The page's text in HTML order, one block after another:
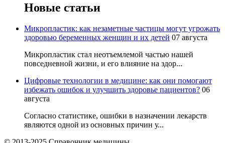
Новые статьи
Микропластик: как незаметные частицы могут угрожать
здоровью беременных женщин и их детей 07 августа
Микропластик стал неотъемлемой частью нашей
повседневной жизни, и его влияние на здор...
Цифровые технологии в медицине: как они помогают
избежать ошибок и улучшить здоровье пациентов? 06
августа
Согласно статистике, ошибки в назначении лекарств
являются одной из основных причин у...